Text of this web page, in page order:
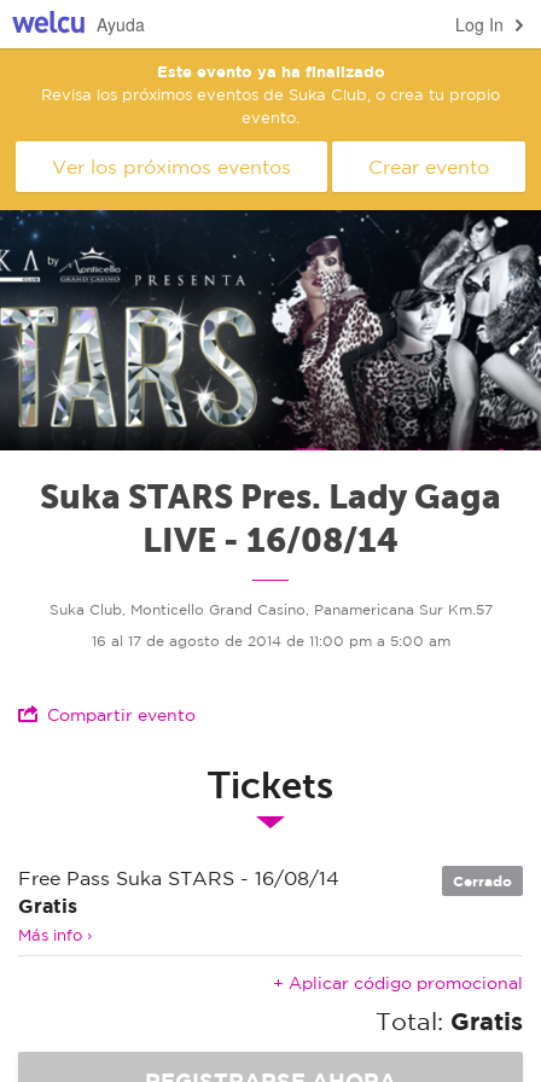
Log In
Ayuda
Este evento ya ha finalizado
Revisa los próximos eventos de Suka Club, o crea tu propio
evento.
Ver los próximos eventos Crear evento
Suka STARS Pres. Lady Gaga
LIVE - 16/08/14
Suka Club, Monticello Grand Casino, Panamericana Sur Km.57
16 al 17 de agosto de 2014 de 11:00 pm a 5:00 am
Compartir evento
Tickets
Free Pass Suka STARS - 16/08/14
Gratis
Más info ›
Cerrado
+ Aplicar código promocional
Total: Gratis